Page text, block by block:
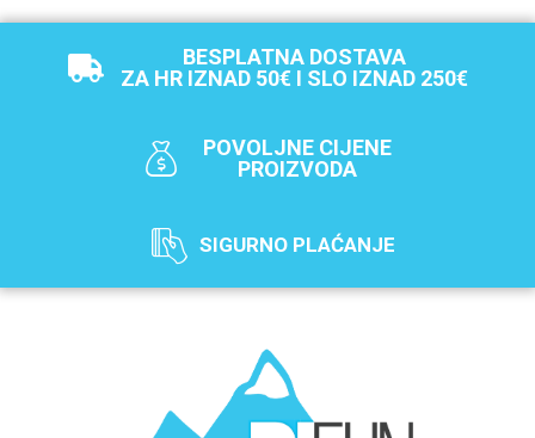
BESPLATNA DOSTAVA
ZA HR IZNAD 50€ I SLO IZNAD 250€
POVOLJNE CIJENE
PROIZVODA
SIGURNO PLAĆANJE